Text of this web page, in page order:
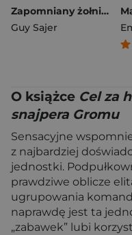
Zapomniany żołnierz
Guy Sajer
O książce Cel za
snajpera Gromu
Sensacyjne
z najbardziej
jednostki.
prawdziwe oblicze
ugrupowania
naprawdę jest ta
„zabawek” lubi